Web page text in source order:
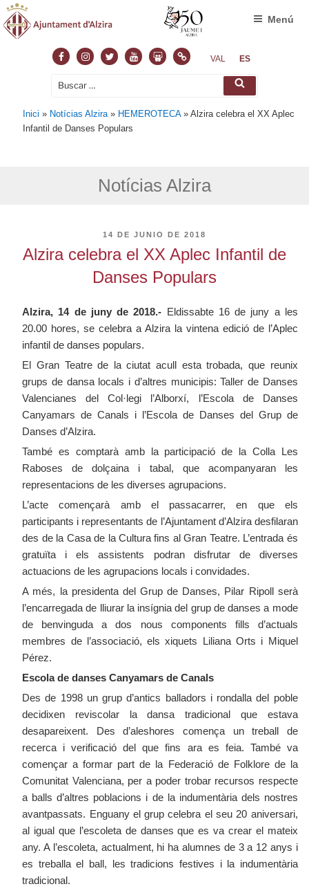
FacebookInstagram
TwitterYoutubeSlideshare
NormasVAL ES
Buscar
Buscar
Menú
Inici » Notícias Alzira » HEMEROTECA»Alzira celebra el XX Aplec
Infantil de Danses Populars
Notícias Alzira
PUBLICADO
14 DE JUNIO DE 2018
Alzira celebra el XX Aplec Infantil de
Danses Populars
Alzira, 14 de juny de 2018.-
Eldissabte 16 de juny a les
20.00 hores, se celebra a Alzira la vintena edició de l’Aplec
infantil de danses populars.
El Gran Teatre de la ciutat acull esta trobada, que reunix
grups de dansa locals i d’altres municipis: Taller de Danses
Valencianes del Col·legi l’Alborxí, l’Escola de Danses
Canyamars de Canals i l’Escola de Danses del Grup de
Danses d’Alzira.
També es comptarà amb la participació de la Colla Les
Raboses de dolçaina i tabal, que acompanyaran les
representacions de les diverses agrupacions.
L’acte començarà amb el passacarrer, en que els
participants i representants de l’Ajuntament d’Alzira desfilaran
des de la Casa de la Cultura fins al Gran Teatre. L’entrada és
gratuïta i els assistents podran disfrutar de diverses
actuacions de les agrupacions locals i convidades.
A més, la presidenta del Grup de Danses, Pilar Ripoll serà
l’encarregada de lliurar la insígnia del grup de danses a mode
de benvinguda a dos nous components fills d’actuals
membres de l’associació, els xiquets Liliana Orts i Miquel
Pérez.
Escola de danses Canyamars de Canals
Des de 1998 un grup d’antics balladors i rondalla del poble
decidixen reviscolar la dansa tradicional que estava
desapareixent. Des d’aleshores comença un treball de
recerca i verificació del que fins ara es feia. També va
començar a formar part de la Federació de Folklore de la
Comunitat Valenciana, per a poder trobar recursos respecte
a balls d’altres poblacions i de la indumentària dels nostres
avantpassats. Enguany el grup celebra el seu 20 aniversari,
al igual que l’escoleta de danses que es va crear el mateix
any. A l’escoleta, actualment, hi ha alumnes de 3 a 12 anys i
es treballa el ball, les tradicions festives i la indumentària
tradicional.